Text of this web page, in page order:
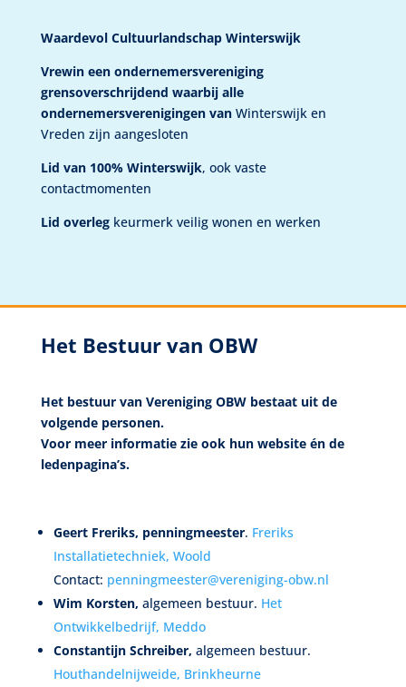
Waardevol Cultuurlandschap Winterswijk
Vrewin een ondernemersvereniging
grensoverschrijdend waarbij alle
ondernemersverenigingen vanWinterswijk en
Vreden zijn aangesloten
Lid van 100% Winterswijk, ook vaste
contactmomenten
Lid overlegkeurmerk veilig wonen en werken
Het Bestuur van OBW
Het bestuur van Vereniging OBW bestaat uit de
volgende personen.
Voor meer informatie zie ook hun website én de
ledenpagina’s.
Geert Freriks, penningmeester. Freriks
Installatietechniek, Woold
Contact: penningmeester@vereniging-obw.nl
Wim Korsten, algemeen bestuur. Het
Ontwikkelbedrijf, Meddo
Constantijn Schreiber, algemeen bestuur.
Houthandelnijweide, Brinkheurne